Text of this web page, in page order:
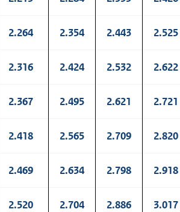
2.264 2.354 2.443 2.525
2.316 2.424 2.532 2.622
2.367 2.495 2.621 2.721
2.418 2.565 2.709 2.820
2.469 2.634 2.798 2.918
2.520 2.704 2.886 3.017